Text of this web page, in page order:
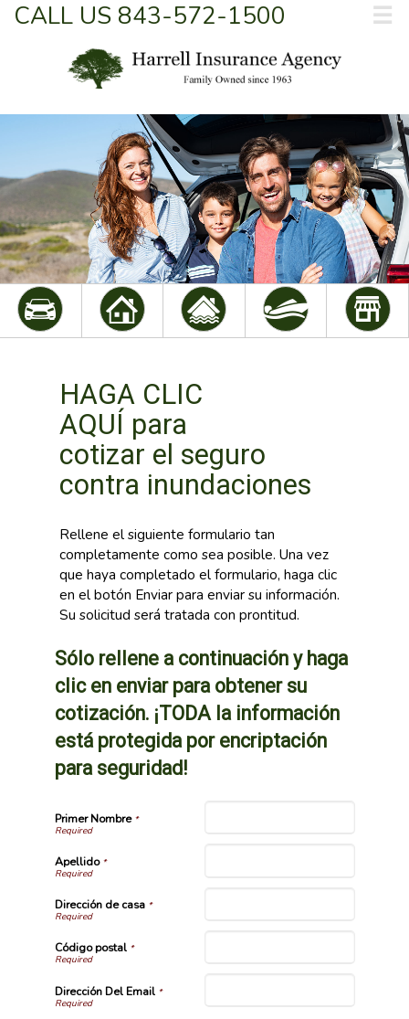
CALL US 843-572-1500 ☰
HAGA CLIC
AQUÍ para
cotizar el seguro
contra inundaciones
Rellene el siguiente formulario tan
completamente como sea posible. Una vez
que haya completado el formulario, haga clic
en el botón Enviar para enviar su información.
Su solicitud será tratada con prontitud.
Sólo rellene a continuación y haga
clic en enviar para obtener su
cotización. ¡TODA la información
está protegida por encriptación
para seguridad!
Primer Nombre *
Apellido*
Dirección de casa*
Código postal*
Dirección Del Email*